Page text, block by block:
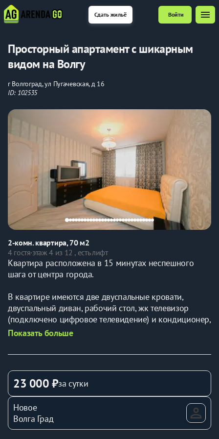
Сдать жильё Войти menu
Просторный апартамент с шикарным
видом на Волгу
г Волгоград, ул Пугачевская, д 16
ID: 102535
2-комн. квартира, 70 м2
4 гостя·этаж 4 из 12 , есть лифт
Квартира расположена в 15 минутах неспешного
шага от центра города.
В квартире имеются две двуспальные кровати,
двуспальный диван, рабочий стол, жк телевизор
(подключено цифровое телевидение) и кондиционер,
лоджия с панорамным видом на волгу.
вашего комфортного проживания: удобный
плита с духовым шкафом, чайник, посуда, свч.
Раздельный санузел с биде, ванна с джакузи, также
есть стиральная машина для наших чистоплотных
гостей, индивидуальные гели для душа.
Квартира полностью готова к проживанию. Вам
останется только налить горячего чая и отдохнуть
Показать больше
23 000 ₽за сутки
Новое
Волга Град